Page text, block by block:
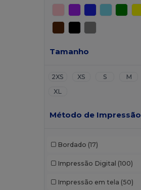
Tamanho
2XS XS S M
XL
Método de Impressão
Bordado (17)
Impressão Digital (100)
Impressão em tela (50)